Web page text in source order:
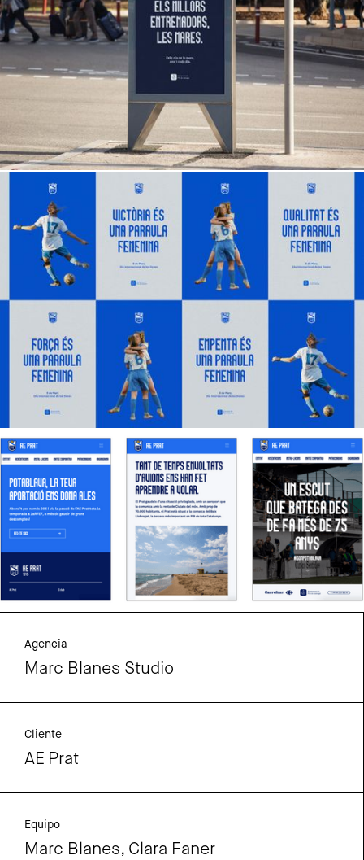
Agencia
Marc Blanes Studio
Cliente
AE Prat
Equipo
Marc Blanes, Clara Faner